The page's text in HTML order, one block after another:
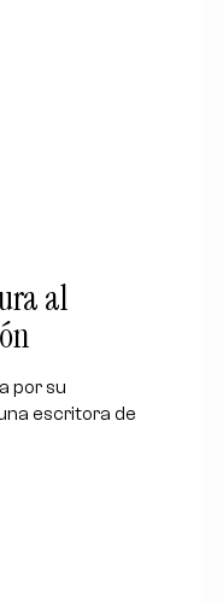
al
por su
escritora de